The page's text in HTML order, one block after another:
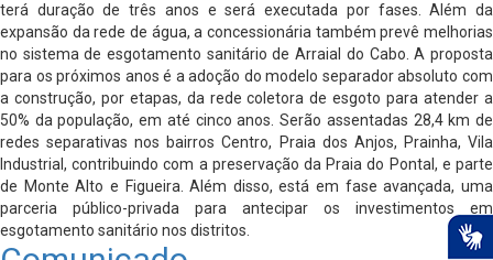
terá duração de três anos e será executada por fases. Além da
expansão da rede de água, a concessionária também prevê melhorias
no sistema de esgotamento sanitário de Arraial do Cabo. A proposta
para os próximos anos é a adoção do modelo separador absoluto com
a construção, por etapas, da rede coletora de esgoto para atender a
50% da população, em até cinco anos. Serão assentadas 28,4 km de
redes separativas nos bairros Centro, Praia dos Anjos, Prainha, Vila
Industrial, contribuindo com a preservação da Praia do Pontal, e parte
de Monte Alto e Figueira. Além disso, está em fase avançada, uma
parceria público-privada para antecipar os investimentos em
esgotamento sanitário nos distritos.